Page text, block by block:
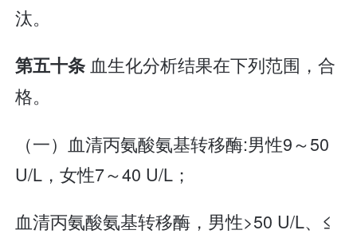
汰。
第五十条血生化分析结果在下列范围，合
格。
（一）血清丙氨酸氨基转移酶:男性9～50
U/L，女性7～40 U/L；
血清丙氨酸氨基转移酶，男性>50 U/L、≤